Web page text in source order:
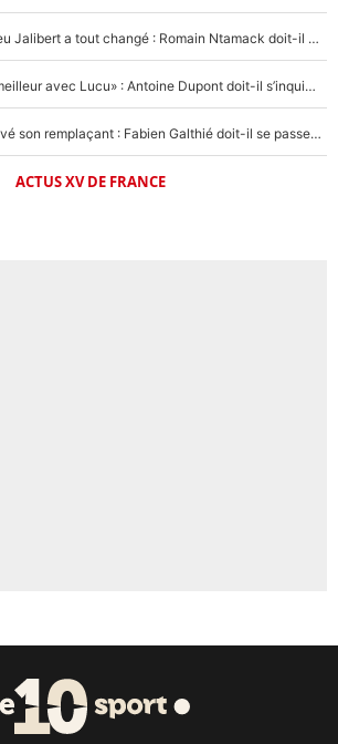
XV de France - Matthieu Jalibert a tout changé : Romain Ntamack doit-il s’inquiéter pour sa place à un an de la Coupe du monde ?
«Le XV de France est meilleur avec Lucu» : Antoine Dupont doit-il s’inquiéter pour sa place ?
Le XV de France a trouvé son remplaçant : Fabien Galthié doit-il se passer d'Antoine Dupont ?
ACTUS XV DE FRANCE